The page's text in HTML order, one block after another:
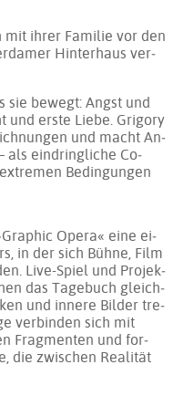
mit ih­rer Fa­mi­lie vor den
Hin­ter­haus ver­
sie be­wegt: Angst und
und ers­te Lie­be. Grigory
und macht An­
als ein­dring­li­che Co­
Be­din­gun­gen
Opera« ei­ne ei­
in der sich Büh­ne, Film
Li­ve-Spiel und Pro­jek­
das Ta­ge­buch gleich­
und in­ne­re Bil­der tre­
ver­bin­den sich mit
Frag­men­ten und for­
die zwi­schen Rea­li­tät